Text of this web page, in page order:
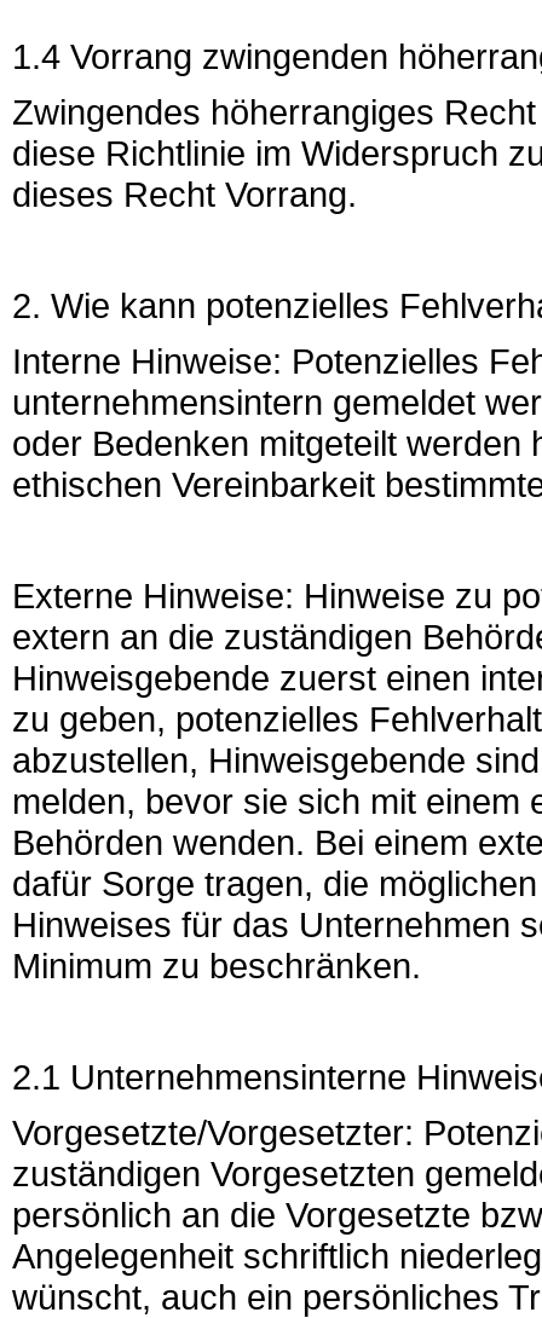
1.4 Vorrang zwingenden
Zwingendes höherrangiges
diese Richtlinie im Widerspruch
dieses Recht Vorrang.
2. Wie kann potenzielles
Interne Hinweise: Potenzielles
unternehmensintern gemeldet
oder Bedenken mitgeteilt
ethischen Vereinbarkeit
Externe Hinweise: Hinweise zu
extern an die zuständigen
Hinweisgebende zuerst einen
zu geben, potenzielles
abzustellen, Hinweisgebende
melden, bevor sie sich mit einem
Behörden wenden. Bei einem
dafür Sorge tragen, die
Hinweises für das Unternehmen
Minimum zu beschränken.
2.1 Unternehmensinterne
Vorgesetzte/Vorgesetzter:
zuständigen Vorgesetzten
persönlich an die Vorgesetzte
Angelegenheit schriftlich
wünscht, auch ein persönliches